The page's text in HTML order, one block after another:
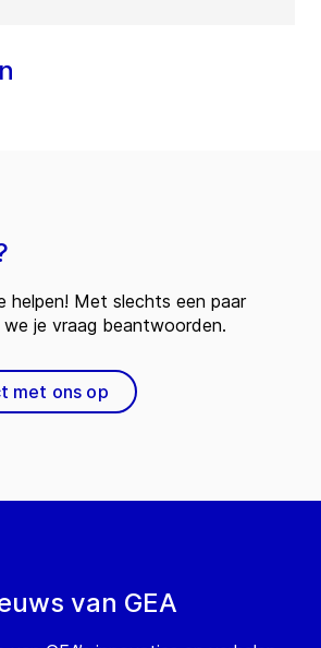
van GEA
helpen! Met slechts een paar
we je vraag beantwoorden.
met ons op